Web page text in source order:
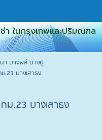
ช่า ในกรุงเทพและปริมณฑล
นา บางพลี บางปู
ม.23 บางเสาธง
กม.23 บางเสาธง